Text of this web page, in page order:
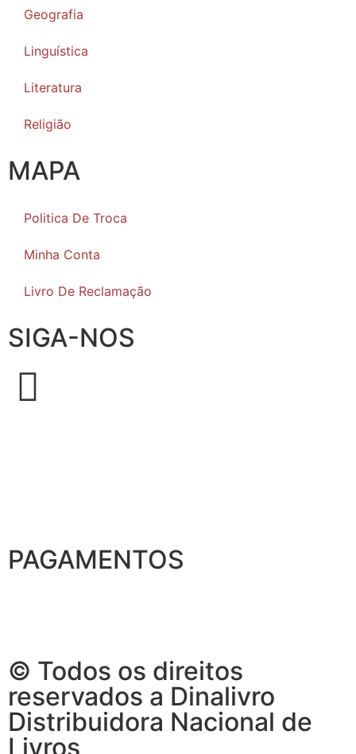
Geografia
Linguística
Literatura
Religião
MAPA
Politica De Troca
Minha Conta
Livro De Reclamação
SIGA-NOS
PAGAMENTOS
© Todos os direitos
reservados a Dinalivro
Distribuidora Nacional de
Livros